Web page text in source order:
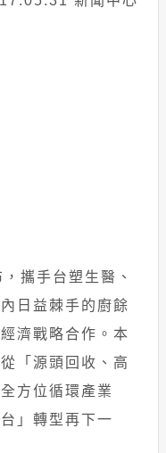
攜手台塑生醫、
日益棘手的廚餘
濟戰略合作。本
「源頭回收、高
方位循環產業
」轉型再下一